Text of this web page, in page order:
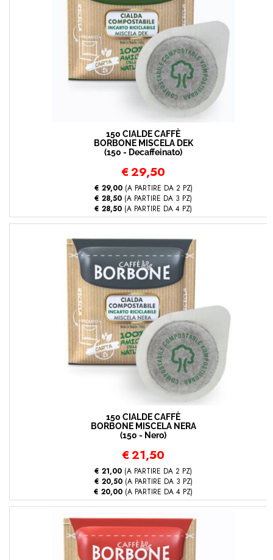
150 CIALDE CAFFÈ
BORBONE MISCELA DEK
(150 - Decaffeinato)
€29,50
€ 29,00(A PARTIRE DA 2 PZ)
€ 28,50 (A PARTIRE DA 3 PZ)
€ 28,50 (A PARTIRE DA 4 PZ)
150 CIALDE CAFFÈ
BORBONE MISCELA NERA
(150 - Nero)
€21,50
€ 21,00 (A PARTIRE DA 2 PZ)
€ 20,50(A PARTIRE DA 3 PZ)
€ 20,00 (A PARTIRE DA 4 PZ)